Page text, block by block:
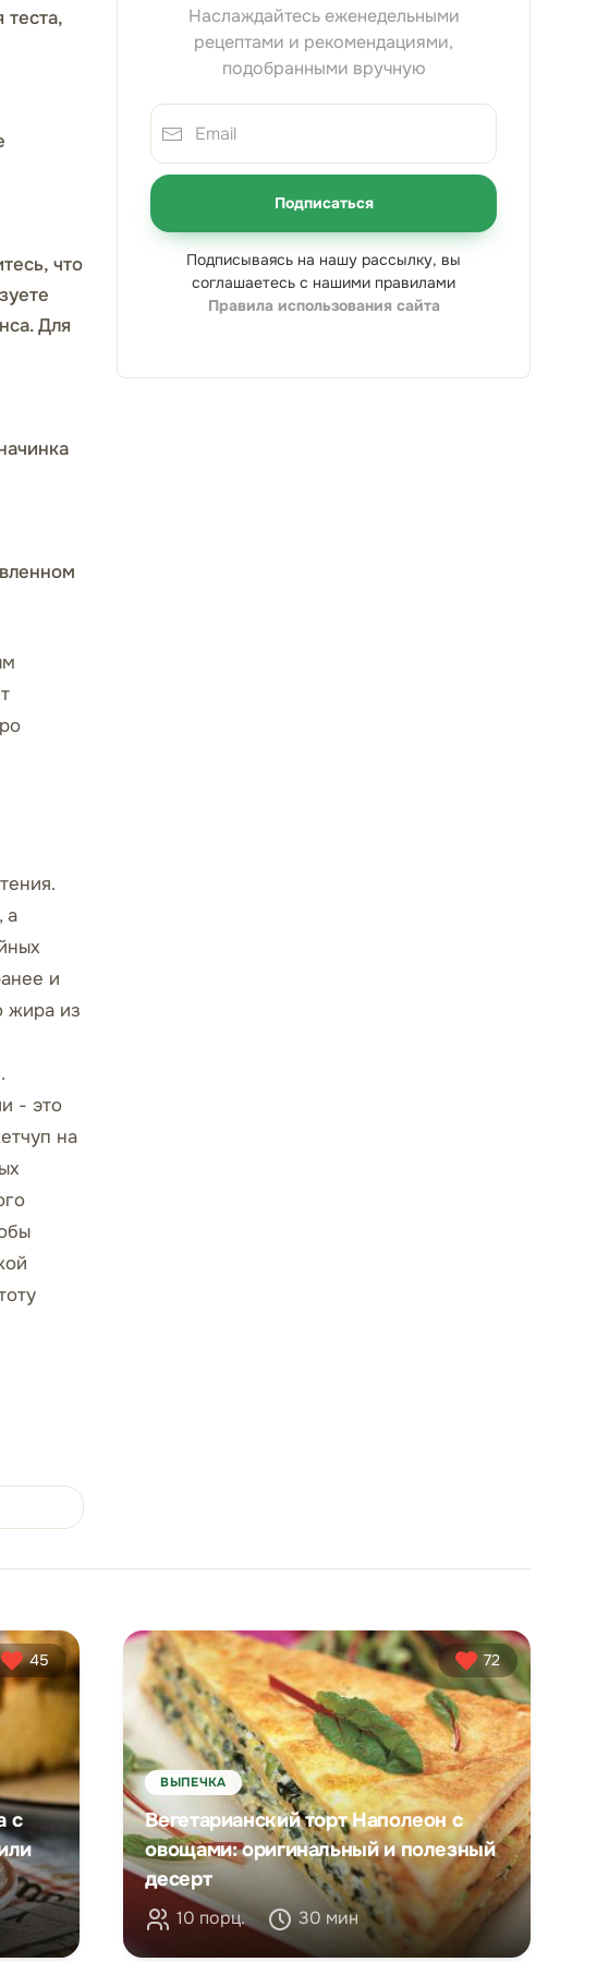
теста,
что
Для
а
и
жира из
- это
на
Наслаждайтесь еженедельными
рецептами и рекомендациями,
подобранными вручную
Подписаться
Подписываясь на нашу рассылку, вы
соглашаетесь с нашими правилами
Правила использования сайта
45
с
72
ВЫПЕЧКА
Вегетарианский торт Наполеон с
овощами: оригинальный и полезный
десерт
10 порц. 30 мин